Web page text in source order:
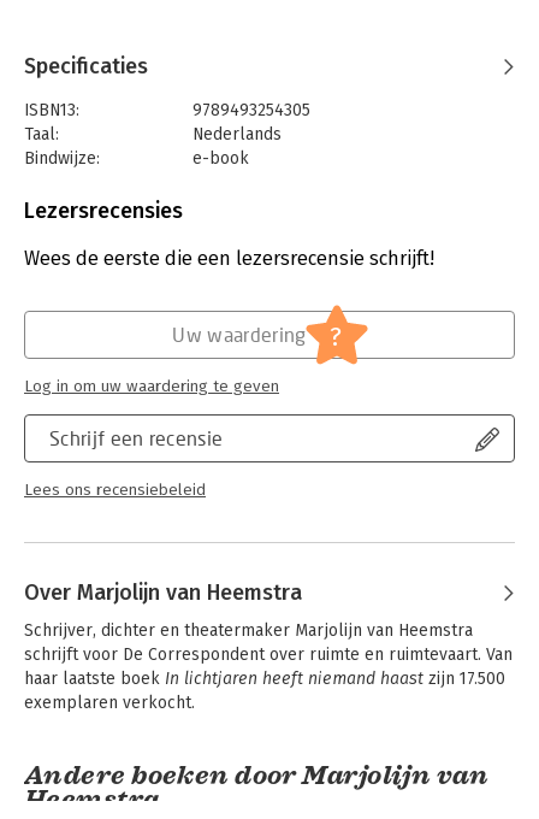
Specificaties
ISBN13:
9789493254305
Taal:
Nederlands
Bindwijze:
e-book
Bestandsformaat:
Uitgever:
De Correspondent BV
Hoofdrubriek: Mens en maatschappij
Lezersrecensies
Wees de eerste die een lezersrecensie schrijft!
Schrijf een recensie
Lees ons recensiebeleid
Uw waardering ?
Log in om uw waardering te geven
Over Marjolijn van Heemstra
Schrijver, dichter en theatermaker Marjolijn van Heemstra
schrijft voor De Correspondent over ruimte en ruimtevaart. Van
haar laatste boek In lichtjaren heeft niemand haast zijn 17.500
exemplaren verkocht.
Andere boeken door Marjolijn van
Heemstra